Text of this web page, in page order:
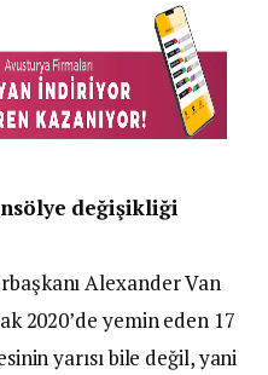
değişikliği
Alexander Van
2020’de yemin eden 17
yarısı bile değil, yani